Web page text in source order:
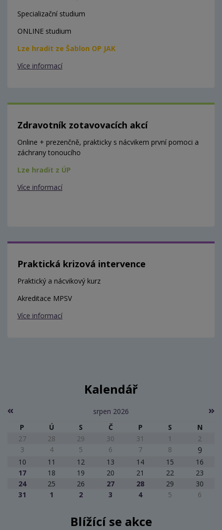
Specializační studium
ONLINE studium
Lze hradit ze Šablon OP JAK
Více informací
Zdravotník zotavovacích akcí
Online + prezenčně, prakticky s nácvikem první pomoci a
záchrany tonoucího
Lze hradit z ÚP
Více informací
Praktická krizová intervence
Praktický a nácvikový kurz
Akreditace MPSV
Více informací
Kalendář
srpen 2026
P
Ú S Č P S
N
27
28 29 30 31 1
2
3
4 5 6 7 8 9
10 11 12 13 14 15
16
17
18 19 20 21 22
23
24
25 26 27 28 29
30
31
1 2 3 4 5 6
Blížící se akce